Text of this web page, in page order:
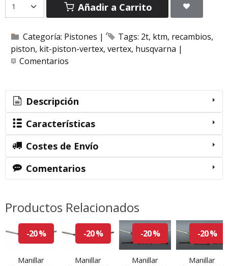
Añadir a Carrito
Categoría: Pistones | Tags: 2t ktm recambios
piston kit-piston-vertex vertex husqvarna |
Comentarios
Descripción
Características
Costes de Envío
Comentarios
Productos Relacionados
-20 %
Manillar
-20 %
Manillar
-20 %
Manillar
-20 %
Manillar